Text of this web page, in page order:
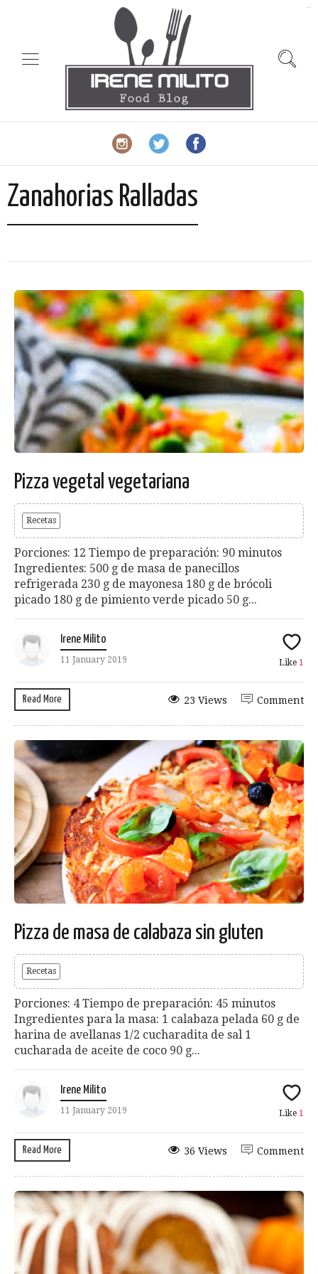
Zanahorias Ralladas
Pizza vegetal vegetariana
Recetas
Porciones: 12 Tiempo de preparación: 90 minutos
Ingredientes: 500 g de masa de panecillos
refrigerada 230 g de mayonesa 180 g de brócoli
picado 180 g de pimiento verde picado 50 g...
Irene Milito
11 January 2019 Like 1
Read More Comment
23 Views
Pizza de masa de calabaza sin gluten
Recetas
Porciones: 4 Tiempo de preparación: 45 minutos
Ingredientes para la masa: 1 calabaza pelada 60 g de
harina de avellanas 1/2 cucharadita de sal 1
cucharada de aceite de coco 90 g...
Irene Milito
11 January 2019 Like 1
Read More Comment
36 Views